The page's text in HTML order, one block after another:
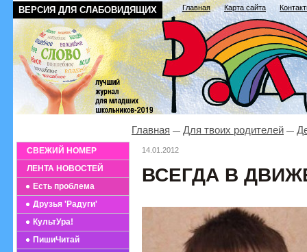
ВЕРСИЯ ДЛЯ СЛАБОВИДЯЩИХ Главная Карта сайта
СВЕЖИЙ НОМЕР
ЛЕНТА НОВОСТЕЙ
Есть проблема
Друзья 'Радуги'
КультУра!
ПишиЧитай
Главная Для твоих родителей
14.01.2012
ВСЕГДА В